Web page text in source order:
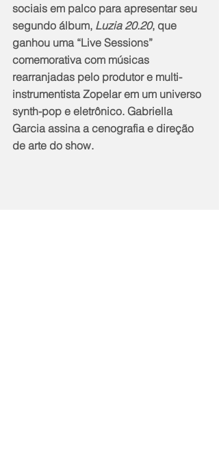
sociais em palco para apresentar seu
segundo álbum, Luzia 20.20, que
ganhou uma “Live Sessions”
comemorativa com músicas
rearranjadas pelo produtor e multi-
instrumentista Zopelar em um universo
synth-pop e eletrônico. Gabriella
Garcia assina a cenografia e direção
de arte do show.